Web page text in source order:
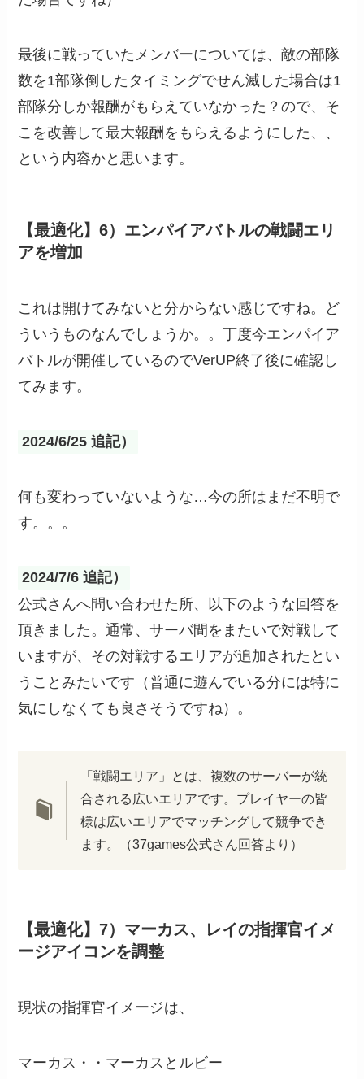
最後に戦っていたメンバーについては、敵の部隊
数を1部隊倒したタイミングでせん滅した場合は1
部隊分しか報酬がもらえていなかった？ので、そ
こを改善して最大報酬をもらえるようにした、、
という内容かと思います。
【最適化】6）エンパイアバトルの戦闘エリ
アを増加
これは開けてみないと分からない感じですね。ど
ういうものなんでしょうか。。丁度今エンパイア
バトルが開催しているのでVerUP終了後に確認し
てみます。
2024/6/25 追記）
何も変わっていないような…今の所はまだ不明で
す。。。
2024/7/6 追記）
公式さんへ問い合わせた所、以下のような回答を
頂きました。通常、サーバ間をまたいで対戦して
いますが、その対戦するエリアが追加されたとい
うことみたいです（普通に遊んでいる分には特に
気にしなくても良さそうですね）。
「戦闘エリア」とは、複数のサーバーが統
合される広いエリアです。プレイヤーの皆
様は広いエリアでマッチングして競争でき
ます。（37games公式さん回答より）
【最適化】7）マーカス、レイの指揮官イメ
ージアイコンを調整
現状の指揮官イメージは、
マーカス・・マーカスとルビー